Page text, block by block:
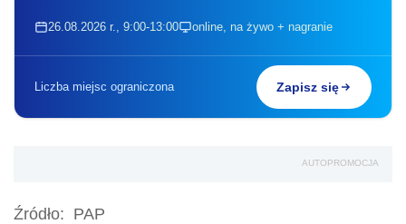
26.08.2026 r., 9:00-13:00 online, na żywo + nagranie
Liczba miejsc ograniczona Zapisz się
AUTOPROMOCJA
Źródło: PAP